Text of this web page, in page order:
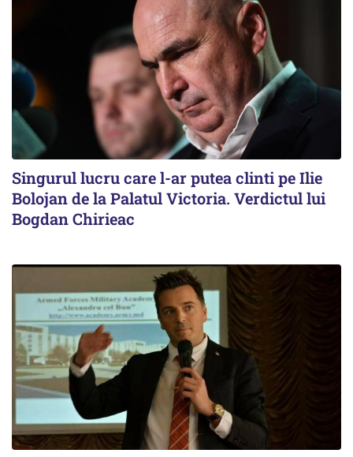
Singurul lucru care l-ar putea clinti pe Ilie
Bolojan de la Palatul Victoria. Verdictul lui
Bogdan Chirieac